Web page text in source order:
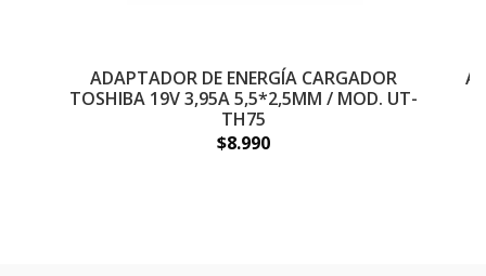
ADAPTADOR DE ENERGÍA CARGADOR
TOSHIBA 19V 3,95A 5,5*2,5MM / MOD. UT-
TH75
$8.990